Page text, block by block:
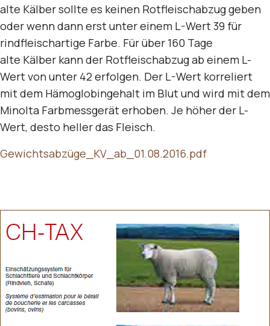
alte Kälber sollte es keinen Rotfleischabzug geben
oder wenn dann erst unter einem L-Wert 39 für
rindfleischartige Farbe. Für über 160 Tage
alte Kälber kann der Rotfleischabzug ab einem L-
Wert von unter 42 erfolgen. Der L-Wert korreliert
mit dem Hämoglobingehalt im Blut und wird mit dem
Minolta Farbmessgerät erhoben. Je höher der L-
Wert, desto heller das Fleisch.
Gewichtsabzüge_KV_ab_01.08.2016.pdf